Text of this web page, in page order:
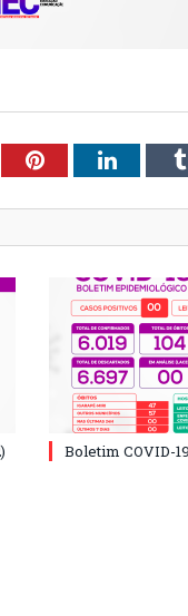
PinterestLinkedIn
Boletim COVID-